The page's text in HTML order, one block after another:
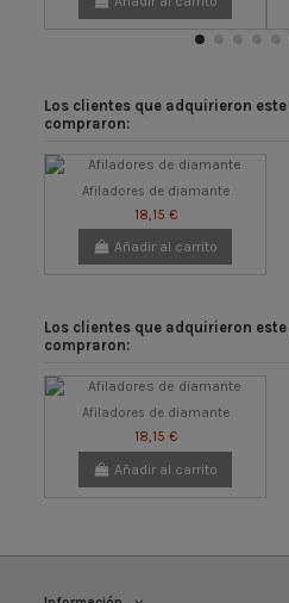
Los clientes que adquirieron
compraron:
Afiladores de diamante
18,15 €
Añadir al carrito
Los clientes que adquirieron
compraron:
Afiladores de diamante
18,15 €
Añadir al carrito